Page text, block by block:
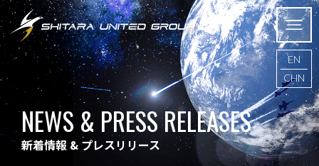
EN
CHN
NEWS & PRESS RELEASES
新着情報 & プレスリリース